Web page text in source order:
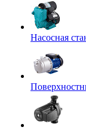
Насосная